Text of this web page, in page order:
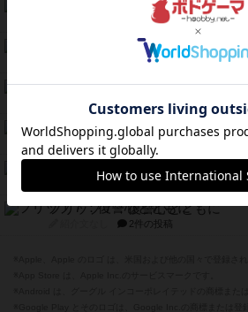
クランク! ：冒険者たち（拡張）
4件の投稿
1件の投稿
スターマイン・ラミー ポケット
紹介文あり 2件の投稿
海兵隊
紹介文あり 1件の投稿
紹介文なし 1件の投稿
フリップ７：復讐心とともに
2件の投稿